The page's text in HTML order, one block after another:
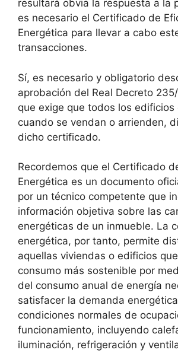
resultará obvia la respuesta a la
es necesario el Certificado de
Energética para llevar a cabo
transacciones.
Sí, es necesario y obligatorio
aprobación del Real Decreto
que exige que todos los
cuando se vendan o arrienden,
dicho certificado.
Recordemos que el Certificado
Energética es un documento
por un técnico competente que
información objetiva sobre las
energéticas de un inmueble. La
energética, por tanto, permite
aquellas viviendas o edificios
consumo más sostenible por
del consumo anual de energía
satisfacer la demanda
condiciones normales de
funcionamiento, incluyendo
iluminación, refrigeración y